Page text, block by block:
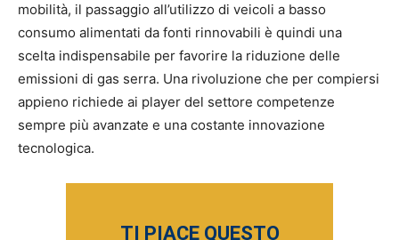
mobilità, il passaggio all’utilizzo di veicoli a basso
consumo alimentati da fonti rinnovabili è quindi una
scelta indispensabile per favorire la riduzione delle
emissioni di gas serra. Una rivoluzione che per compiersi
appieno richiede ai player del settore competenze
sempre più avanzate e una costante innovazione
tecnologica.
TI PIACE QUESTO